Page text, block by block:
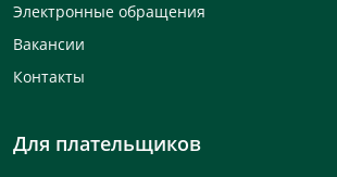
Электронные обращения
Вакансии
Контакты
Для плательщиков